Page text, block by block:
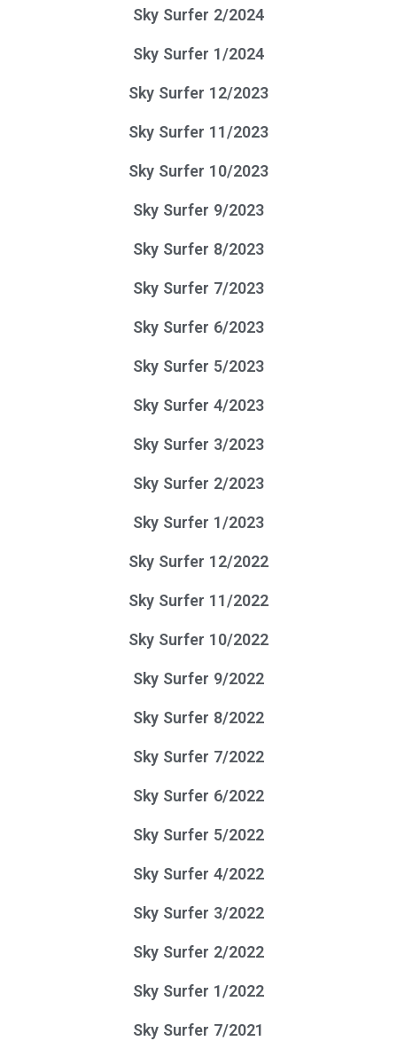
Sky Surfer 2/2024
Sky Surfer 1/2024
Sky Surfer 12/2023
Sky Surfer 11/2023
Sky Surfer 10/2023
Sky Surfer 9/2023
Sky Surfer 8/2023
Sky Surfer 7/2023
Sky Surfer 6/2023
Sky Surfer 5/2023
Sky Surfer 4/2023
Sky Surfer 3/2023
Sky Surfer 2/2023
Sky Surfer 1/2023
Sky Surfer 12/2022
Sky Surfer 11/2022
Sky Surfer 10/2022
Sky Surfer 9/2022
Sky Surfer 8/2022
Sky Surfer 7/2022
Sky Surfer 6/2022
Sky Surfer 5/2022
Sky Surfer 4/2022
Sky Surfer 3/2022
Sky Surfer 2/2022
Sky Surfer 1/2022
Sky Surfer 7/2021